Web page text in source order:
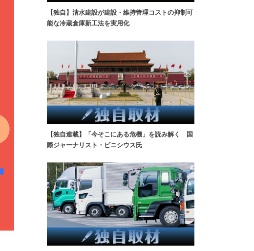
【独自】清水建設が建設・維持管理コストの抑制可
能な冷蔵倉庫新工法を実用化
【独自連載】「今そこにある危機」を読み解く 国
際ジャーナリスト・ビニシウス氏